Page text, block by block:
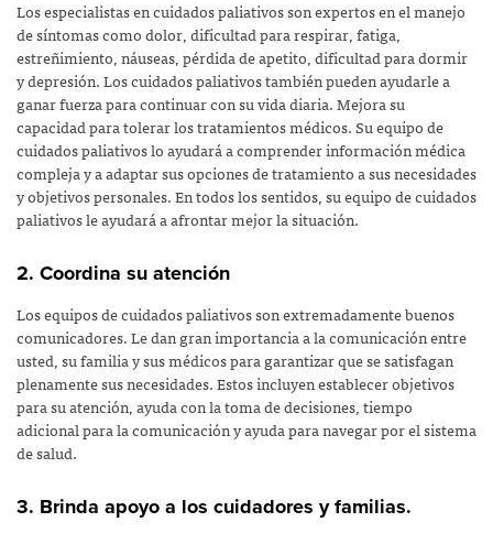
Los especialistas en cuidados paliativos son expertos en el manejo
de síntomas como dolor, dificultad para respirar, fatiga,
estreñimiento, náuseas, pérdida de apetito, dificultad para dormir
y depresión. Los cuidados paliativos también pueden ayudarle a
ganar fuerza para continuar con su vida diaria. Mejora su
capacidad para tolerar los tratamientos médicos. Su equipo de
cuidados paliativos lo ayudará a comprender información médica
compleja y a adaptar sus opciones de tratamiento a sus necesidades
y objetivos personales. En todos los sentidos, su equipo de cuidados
paliativos le ayudará a afrontar mejor la situación.
2. Coordina su atención
Los equipos de cuidados paliativos son extremadamente buenos
comunicadores. Le dan gran importancia a la comunicación entre
usted, su familia y sus médicos para garantizar que se satisfagan
plenamente sus necesidades. Estos incluyen establecer objetivos
para su atención, ayuda con la toma de decisiones, tiempo
adicional para la comunicación y ayuda para navegar por el sistema
de salud.
3. Brinda apoyo a los cuidadores y familias.